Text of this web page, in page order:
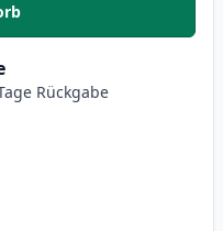
Brother TN2320
Rückgabe